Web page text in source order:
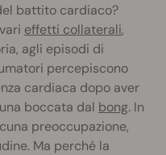
battito cardiaco?
effetti collaterali,
agli episodi di
percepiscono
cardiaca dopo aver
boccata dal bong. In
preoccupazione,
Ma perché la